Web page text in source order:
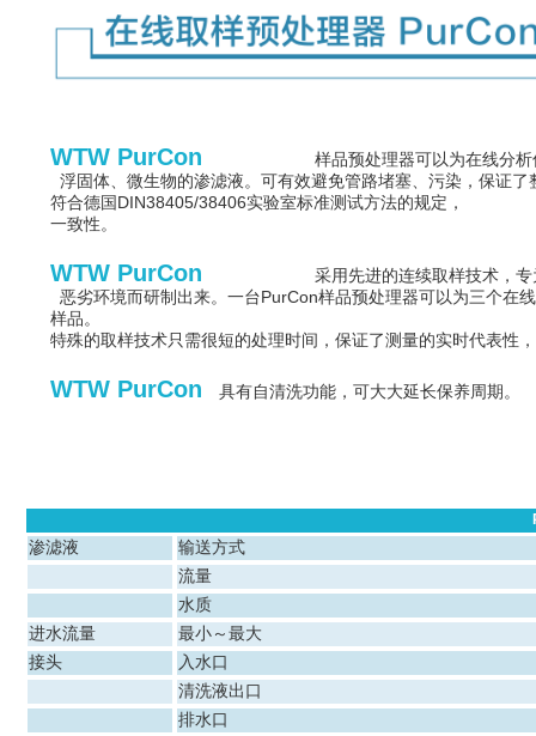
WTW PurCon
样品预处理器可以为在线分析
浮固体、微生物的渗滤液。可有效避免管路堵塞、污染
符合德国DIN38405/38406实验室标准测试方法的规定，
一致性。
WTW PurCon
采用先进的连续取样技术，专
恶劣环境而研制出来。一台PurCon样品预处理器可以为
样品。
特殊的取样技术只需很短的处理时间，保证了测量的实时
WTW PurCon 具有自清洗功能，可大大延长保养周期。
渗滤液
输送方式
流量
水质
进水流量
最小～最大
接头
入水口
清洗液出口
排水口